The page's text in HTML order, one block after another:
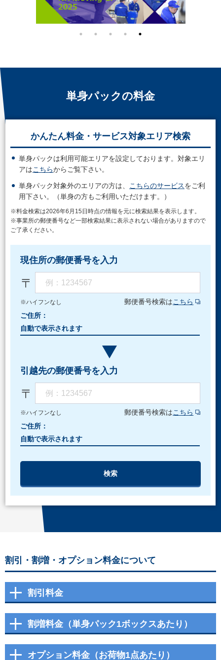
単身パックの料金
かんたん料金・サービス対象エリア検索
単身パックは利用可能エリアを設定しております。対象エリ
アはこちらからご覧下さい。
単身パック対象外のエリアの方は、 こちらのサービスをご利
用下さい。（単身の方もご利用いただけます。）
※料金検索は2026年6月15日時点の情報を元に検索結果を表示します。
※事業所の郵便番号など一部検索結果に表示されない場合がありますので
ご了承ください。
現住所の郵便番号を入力
〒
※ハイフンなし 郵便番号検索はこちら
ご住所：
引越先の郵便番号を入力
〒
※ハイフンなし 郵便番号検索はこちら
ご住所：
割引・割増・オプション料金について
割引料金
割増料金（単身パック1ボックスあたり）
オプション料金（お荷物1点あたり）